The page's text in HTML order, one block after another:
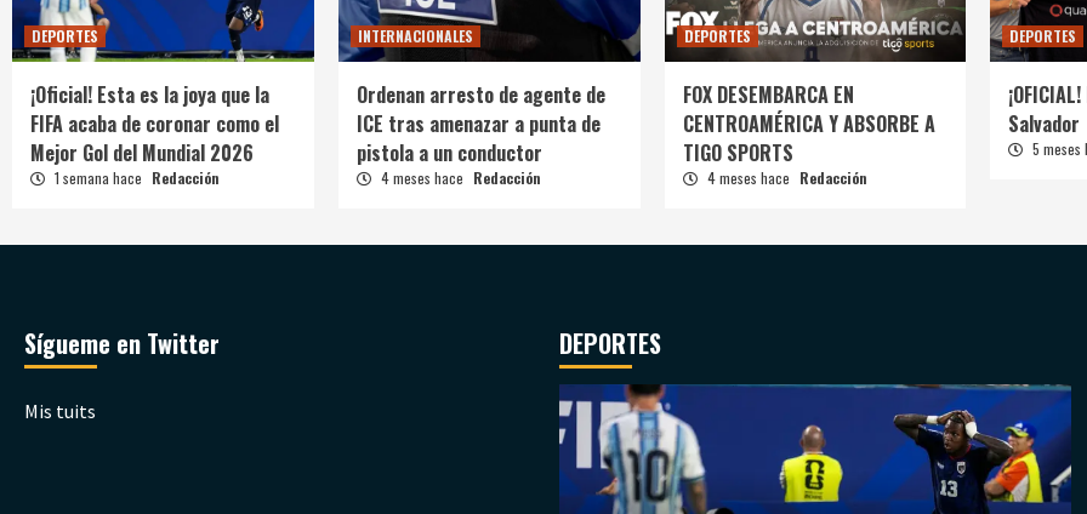
DEPORTES
¡Oficial! Esta es la joya que la
FIFA acaba de coronar como el
Mejor Gol del Mundial 2026
1 semana hace Redacción
INTERNACIONALES
Ordenan arresto de agente de
ICE tras amenazar a punta de
pistola a un conductor
4 meses hace Redacción
DEPORTES
FOX DESEMBARCA EN
CENTROAMÉRICA Y ABSORBE A
TIGO SPORTS
4 meses hace Redacción
DEPORTES
Salvador
5 meses
Sígueme en Twitter
Mis tuits
DEPORTES